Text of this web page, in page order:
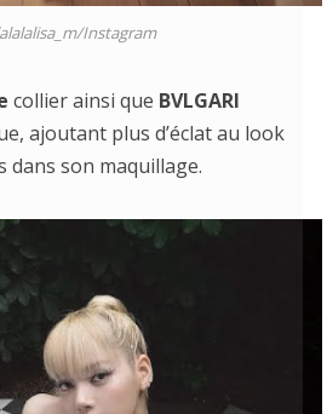
/Instagram
collier ainsi que BVLGARI
ajoutant plus d’éclat au look
dans son maquillage.